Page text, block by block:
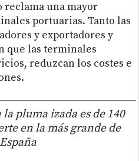
reclama una mayor
portuarias. Tanto las
y exportadores y
que las terminales
reduzcan los costes e
pluma izada es de 140
en la más grande de